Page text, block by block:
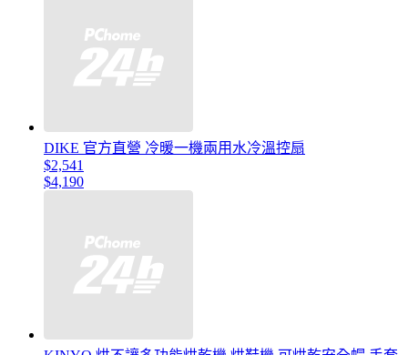
DIKE 官方直營 冷暖一機兩用水冷溫控扇
$2,541
$4,190